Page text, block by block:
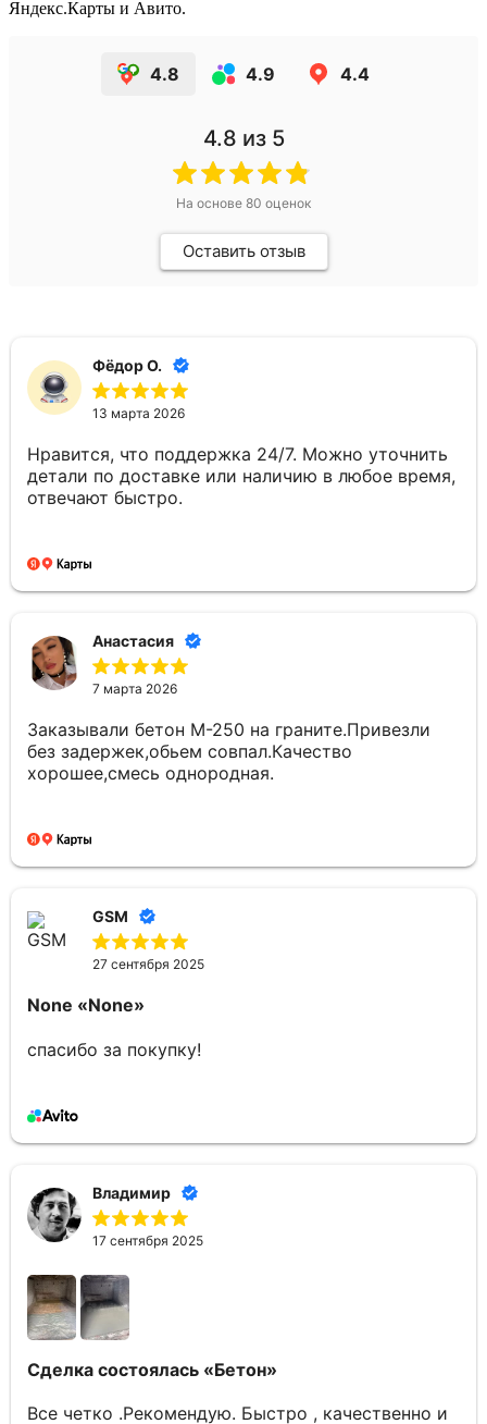
Яндекс.Карты и Авито.
4.8 4.9 4.4
4.8 из 5
На основе 80 оценок
Оставить отзыв
Фёдор О.
13 марта 2026
Нравится, что поддержка 24/7. Можно уточнить
детали по доставке или наличию в любое время,
отвечают быстро.
Анастасия
7 марта 2026
Заказывали бетон М-250 на граните.Привезли
без задержек,обьем совпал.Качество
хорошее,смесь однородная.
GSM
27 сентября 2025
None «None»
спасибо за покупку!
Владимир
17 сентября 2025
Сделка состоялась «Бетон»
Все четко .Рекомендую. Быстро , качественно и